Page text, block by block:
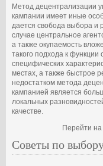
Метод децентрализации
кампании имеет иные
дается свобода выбора и
случае центральное
а также окупаемость
такого подхода к
специфических
местах, а также быстрое
недостатком метода
кампанией является
локальных
качестве.
Перейти на
Советы по